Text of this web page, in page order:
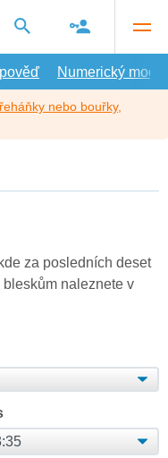
Numerický model
nebo bouřky,
za posledních deset
naleznete v